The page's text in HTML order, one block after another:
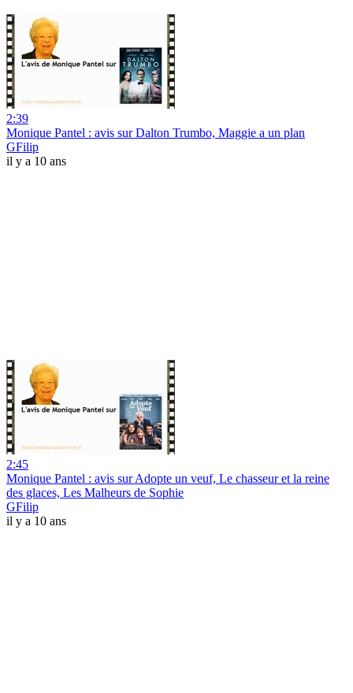
2:39
Monique Pantel : avis sur Dalton Trumbo, Maggie a un plan
GFilip
il y a 10 ans
2:45
Monique Pantel : avis sur Adopte un veuf, Le chasseur et la reine
des glaces, Les Malheurs de Sophie
GFilip
il y a 10 ans